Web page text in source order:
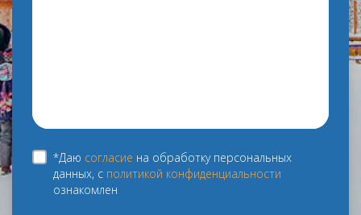
*Даю согласие на обработку персональных
данных, с политикой конфиденциальности
ознакомлен